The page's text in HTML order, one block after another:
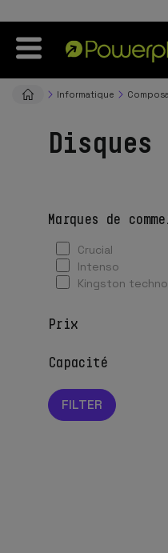
Informatique
Disques
marques de
crucial
intenso
kingston
prix
capacité